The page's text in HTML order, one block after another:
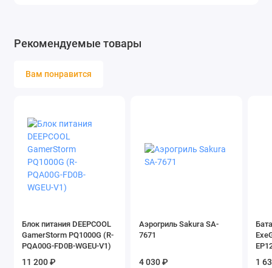
Рекомендуемые товары
Вам понравится
Блок питания DEEPCOOL
GamerStorm PQ1000G (R-
PQA00G-FD0B-WGEU-V1)
11 200 ₽
Аэрогриль Sakura SA-
7671
4 030 ₽ 1